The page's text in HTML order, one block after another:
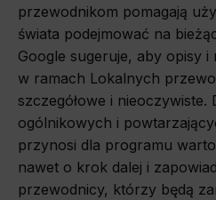
przewodnikom pomagają
świata podejmować na
Google sugeruje, aby opisy i
w ramach Lokalnych
szczegółowe i nieoczywiste.
ogólnikowych i
przynosi dla programu
nawet o krok dalej i
przewodnicy, którzy będą